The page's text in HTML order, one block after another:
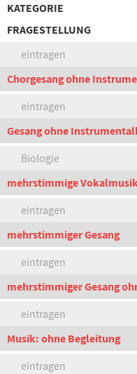
KATEGORIE
FRAGESTELLUNG
eintragen
Chorgesang ohne
eintragen
Gesang ohne
Biologie
mehrstimmige
eintragen
mehrstimmiger Gesang
eintragen
mehrstimmiger Gesang
eintragen
Musik: ohne Begleitung
eintragen